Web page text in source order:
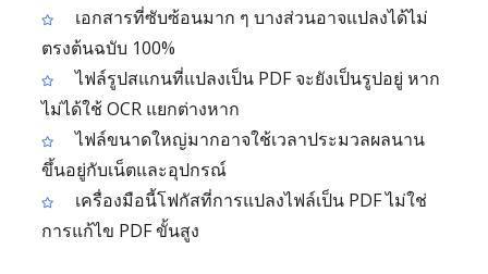
เอกสารที่ซับซ้อนมาก ๆ บางส่วนอาจแปลงได้ไม่
ตรงต้นฉบับ 100%
ไฟล์รูปสแกนที่แปลงเป็น PDF จะยังเป็นรูปอยู่ หาก
ไม่ได้ใช้ OCR แยกต่างหาก
ไฟล์ขนาดใหญ่มากอาจใช้เวลาประมวลผลนาน
ขึ้นอยู่กับเน็ตและอุปกรณ์
เครื่องมือนี้โฟกัสที่การแปลงไฟล์เป็น PDF ไม่ใช่
การแก้ไข PDF ขั้นสูง